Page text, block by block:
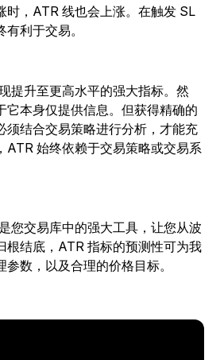
时，ATR 线也会上涨。在触发 SL
利于交易。
提升至更高水平的强大指标。然
它本身仅提供信息。但获得精确的
须结合交易策略进行分析，才能充
ATR 始终依赖于交易策略或交易系
您交易库中的强大工具，让您从波
根结底，ATR 指标的预测性可为我
数，以及合理的价格目标。